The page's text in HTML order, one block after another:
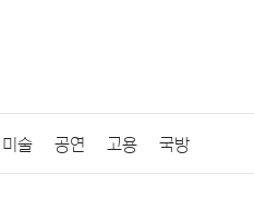
미술 공연 고용 국방